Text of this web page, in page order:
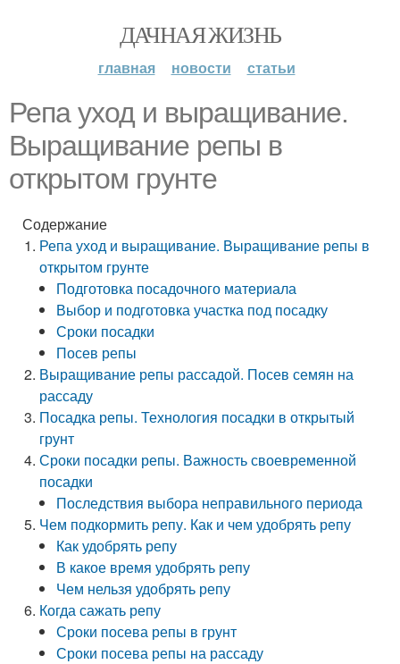
ДАЧНАЯ ЖИЗНЬ
главная новости статьи
Репа уход и выращивание.
Выращивание репы в
открытом грунте
Содержание
Репа уход и выращивание. Выращивание репы в
открытом грунте
Подготовка посадочного материала
Выбор и подготовка участка под посадку
Сроки посадки
Посев репы
Выращивание репы рассадой. Посев семян на
рассаду
Посадка репы. Технология посадки в открытый
грунт
Сроки посадки репы. Важность своевременной
посадки
Последствия выбора неправильного периода
Чем подкормить репу. Как и чем удобрять репу
Как удобрять репу
В какое время удобрять репу
Чем нельзя удобрять репу
Когда сажать репу
Сроки посева репы в грунт
Сроки посева репы на рассаду